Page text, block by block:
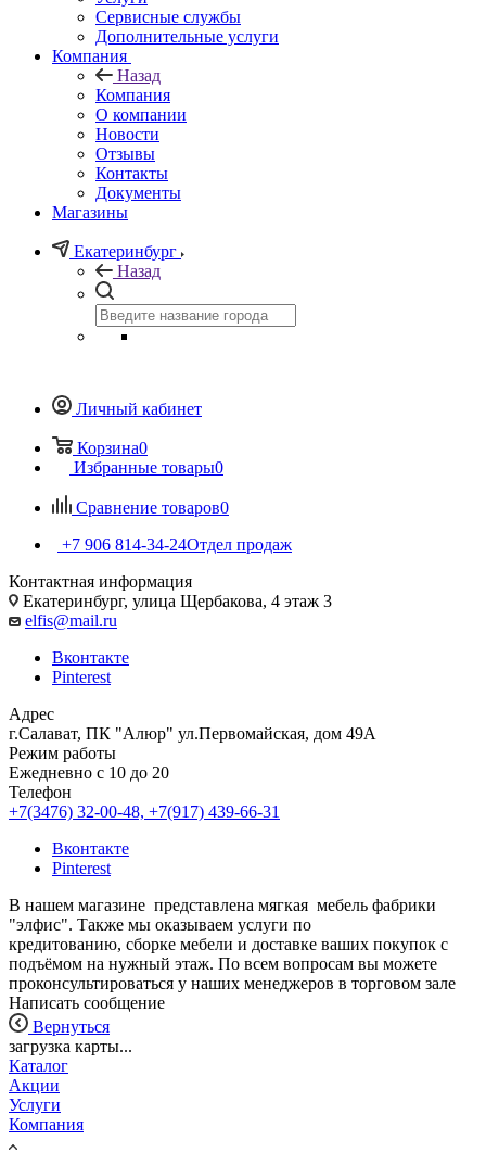
Сервисные службы
Дополнительные услуги
Компания
Назад
Компания
О компании
Новости
Отзывы
Контакты
Документы
Магазины
Екатеринбург
Назад
Личный кабинет
Корзина0
Избранные товары0
Сравнение товаров0
+7 906 814-34-24Отдел продаж
Контактная информация
Екатеринбург, улица Щербакова, 4 этаж 3
elfis@mail.ru
Вконтакте
Pinterest
Адрес
г.Салават, ПК "Алюр" ул.Первомайская, дом 49А
Режим работы
Ежедневно с 10 до 20
Телефон
+7(3476) 32-00-48, +7(917) 439-66-31
Вконтакте
Pinterest
В нашем магазине представлена мягкая мебель фабрики
"элфис". Также мы оказываем услуги по
кредитованию, сборке мебели и доставке ваших покупок с
подъёмом на нужный этаж. По всем вопросам вы можете
проконсультироваться у наших менеджеров в торговом зале
Написать сообщение
Вернуться
загрузка карты...
Каталог
Акции
Услуги
Компания